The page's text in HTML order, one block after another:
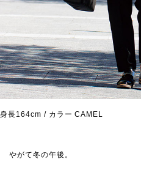
身長164cm / カラー CAMEL
やがて冬の午後。